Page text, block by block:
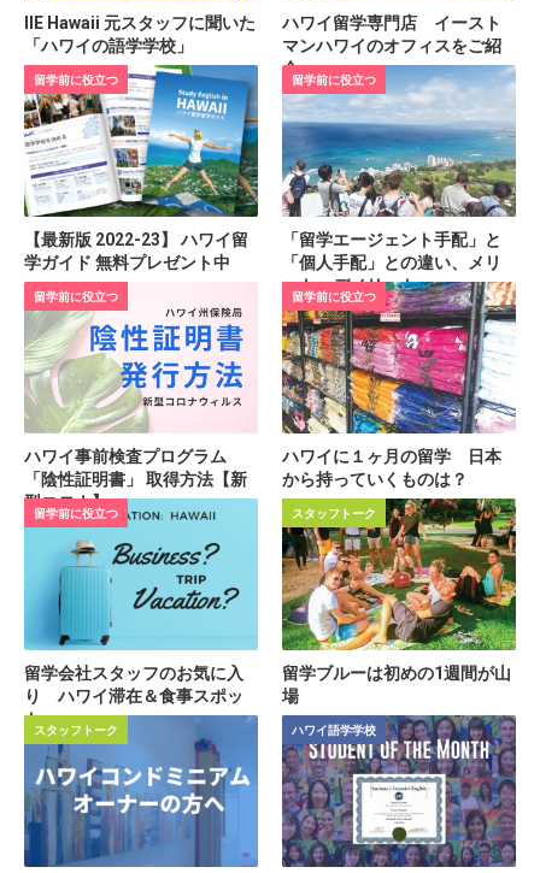
IIE Hawaii 元スタッフに聞いた
「ハワイの語学学校」
ハワイ留学専門店 イースト
マンハワイのオフィスをご紹
介
留学前に役立つ
【最新版 2022-23】 ハワイ留
学ガイド 無料プレゼント中
留学前に役立つ
「留学エージェント手配」と
「個人手配」との違い、メリ
ット・デメリット
留学前に役立つ
ハワイ事前検査プログラム
「陰性証明書」 取得方法【新
型コロナ】
留学前に役立つ
ハワイに１ヶ月の留学 日本
から持っていくものは？
留学前に役立つ
留学会社スタッフのお気に入
り ハワイ滞在＆食事スポッ
ト
スタッフトーク
留学ブルーは初めの1週間が山
場
スタッフトーク ハワイ語学学校